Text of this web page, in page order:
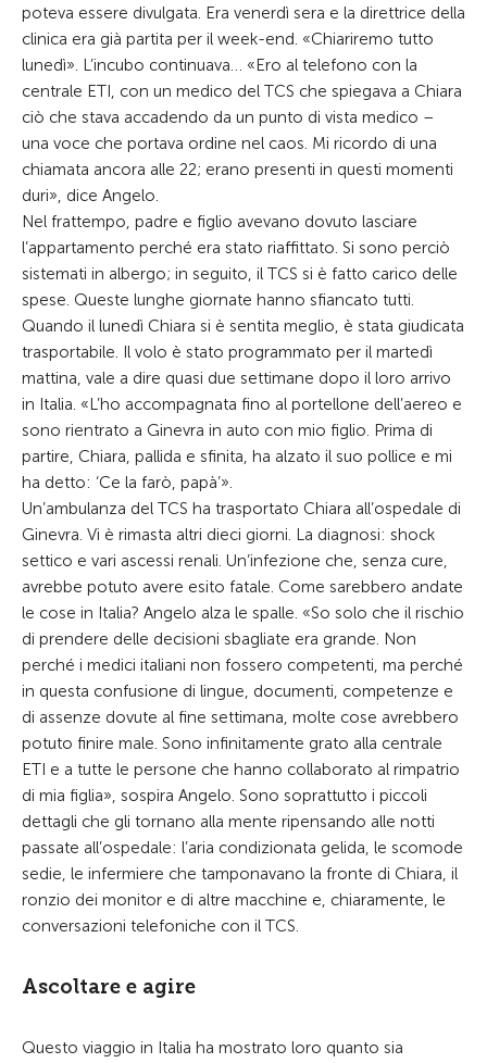
poteva essere divulgata. Era venerdì sera e la direttrice della
clinica era già partita per il week-end. «Chiariremo tutto
lunedì». L’incubo continuava… «Ero al telefono con la
centrale ETI, con un medico del TCS che spiegava a Chiara
ciò che stava accadendo da un punto di vista medico –
una voce che portava ordine nel caos. Mi ricordo di una
chiamata ancora alle 22; erano presenti in questi momenti
duri», dice Angelo.
Nel frattempo, padre e figlio avevano dovuto lasciare
l’appartamento perché era stato riaffittato. Si sono perciò
sistemati in albergo; in seguito, il TCS si è fatto carico delle
spese. Queste lunghe giornate hanno sfiancato tutti.
Quando il lunedì Chiara si è sentita meglio, è stata giudicata
trasportabile. Il volo è stato programmato per il martedì
mattina, vale a dire quasi due settimane dopo il loro arrivo
in Italia. «L’ho accompagnata fino al portellone dell’aereo e
sono rientrato a Ginevra in auto con mio figlio. Prima di
partire, Chiara, pallida e sfinita, ha alzato il suo pollice e mi
ha detto: ‘Ce la farò, papà’».
Un’ambulanza del TCS ha trasportato Chiara all’ospedale di
Ginevra. Vi è rimasta altri dieci giorni. La diagnosi: shock
settico e vari ascessi renali. Un’infezione che, senza cure,
avrebbe potuto avere esito fatale. Come sarebbero andate
le cose in Italia? Angelo alza le spalle. «So solo che il rischio
di prendere delle decisioni sbagliate era grande. Non
perché i medici italiani non fossero competenti, ma perché
in questa confusione di lingue, documenti, competenze e
di assenze dovute al fine settimana, molte cose avrebbero
potuto finire male. Sono infinitamente grato alla centrale
ETI e a tutte le persone che hanno collaborato al rimpatrio
di mia figlia», sospira Angelo. Sono soprattutto i piccoli
dettagli che gli tornano alla mente ripensando alle notti
passate all’ospedale: l’aria condizionata gelida, le scomode
sedie, le infermiere che tamponavano la fronte di Chiara, il
ronzio dei monitor e di altre macchine e, chiaramente, le
conversazioni telefoniche con il TCS.
Ascoltare e agire
Questo viaggio in Italia ha mostrato loro quanto sia